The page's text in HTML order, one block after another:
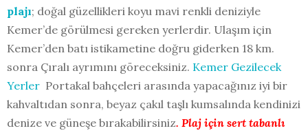
plajı; doğal güzellikleri koyu mavi renkli deniziyle
Kemer’de görülmesi gereken yerlerdir. Ulaşım için
Kemer’den batı istikametine doğru giderken 18 km.
sonra Çıralı ayrımını göreceksiniz. Kemer Gezilecek
Yerler Portakal bahçeleri arasında yapacağınız iyi bir
kahvaltıdan sonra, beyaz çakıl taşlı kumsalında kendinizi
denize ve güneşe bırakabilirsiniz. Plaj için sert tabanlı